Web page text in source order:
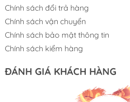
Chính sách đổi trả hàng
Chính sách vận chuyển
Chính sách bảo mật thông tin
Chính sách kiểm hàng
ĐÁNH GIÁ KHÁCH HÀNG